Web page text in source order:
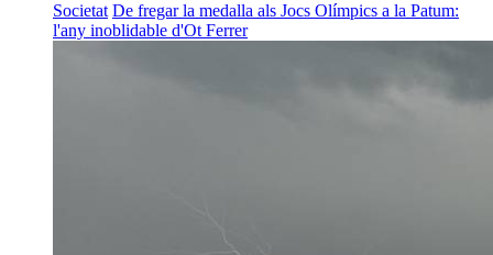
Societat De fregar la medalla als Jocs Olímpics a la Patum:
l'any inoblidable d'Ot Ferrer